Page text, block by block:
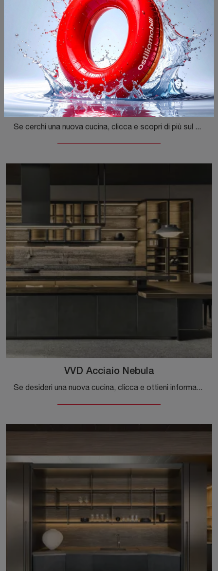
VVD Noce
Se cerchi una nuova cucina, clicca e scopri di più sul modello VVD Noce Molteni & C. Ti sta aspettando in negozio!
VVD Acciaio Nebula
Se desideri una nuova cucina, clicca e ottieni informazioni sul modello VVD Acciaio Nebula Molteni & C. Ti attende in negozio!